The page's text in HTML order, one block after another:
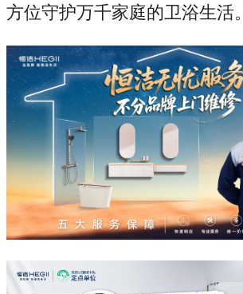
方位守护万千家庭的卫浴生活。